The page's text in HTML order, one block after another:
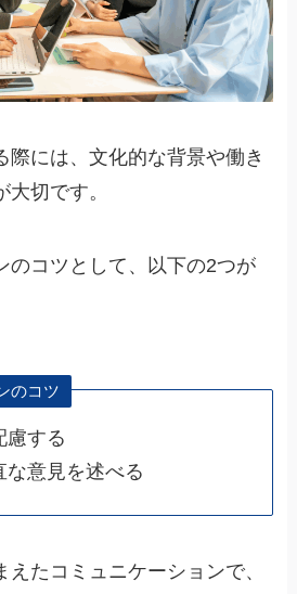
際には、文化的な背景や働き
切です。
のコツとして、以下の2つが
のコツ
慮する
な意見を述べる
たコミュニケーションで、